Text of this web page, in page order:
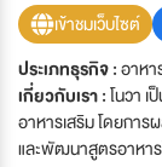
เข้าชมเว็บไซต์
ประเภทธุรกิจ :อาหา
เกี่ยวกับเรา :โนวา
อาหารเสริม โดยการ
และพัฒนาสูตรอาหา